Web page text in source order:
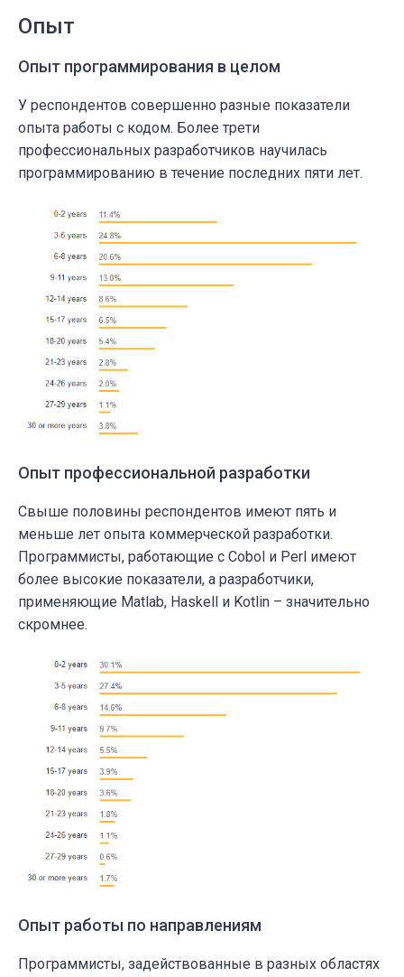
Опыт
Опыт программирования в целом
У респондентов совершенно разные показатели
опыта работы с кодом. Более трети
профессиональных разработчиков научилась
программированию в течение последних пяти лет.
Опыт профессиональной разработки
Свыше половины респондентов имеют пять и
меньше лет опыта коммерческой разработки.
Программисты, работающие с Cobol и Perl имеют
более высокие показатели, а разработчики,
применяющие Matlab, Haskell и Kotlin – значительно
скромнее.
Опыт работы по направлениям
Программисты, задействованные в разных областях